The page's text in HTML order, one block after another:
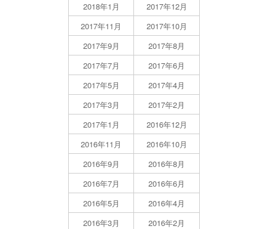
2018年1月
2017年12月
2017年11月
2017年10月
2017年9月
2017年8月
2017年7月
2017年6月
2017年5月
2017年4月
2017年3月
2017年2月
2017年1月
2016年12月
2016年11月
2016年10月
2016年9月
2016年8月
2016年7月
2016年6月
2016年5月
2016年4月
2016年3月
2016年2月